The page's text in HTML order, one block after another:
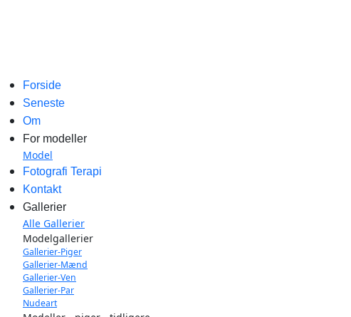
Forside
Seneste
Om
For modeller
Model
Fotografi Terapi
Kontakt
Gallerier
Alle Gallerier
Modelgallerier
Gallerier-Piger
Gallerier-Mænd
Gallerier-Ven
Gallerier-Par
Nudeart